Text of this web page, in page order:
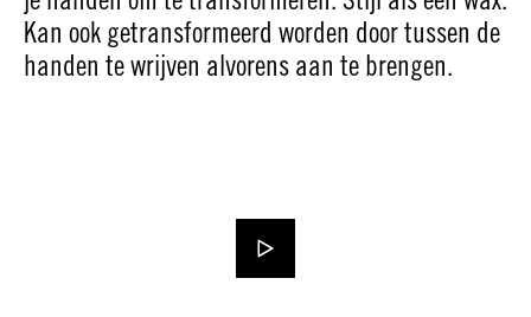
Kan ook getransformeerd worden door tussen de
handen te wrijven alvorens aan te brengen.